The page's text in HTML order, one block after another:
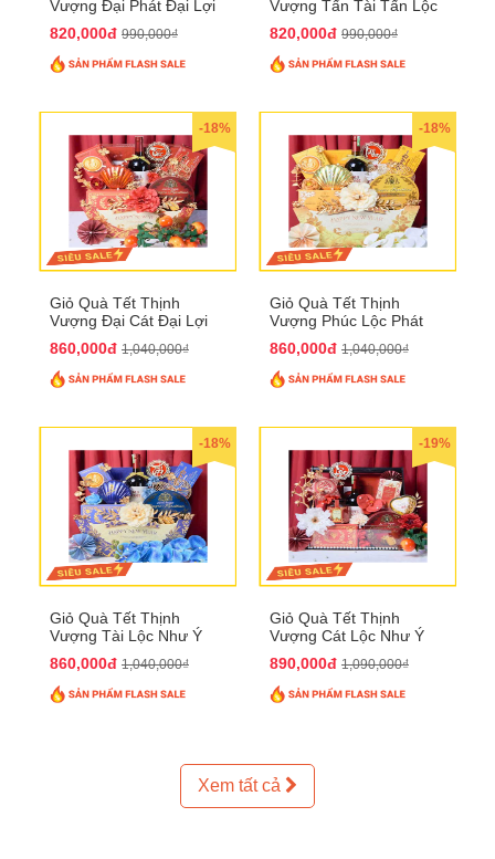
Vượng Đại Phát Đại Lợi
820,000đ 990,000₫
Vượng Tấn Tài Tấn Lộc
820,000đ 990,000₫
-18%
Giỏ Quà Tết Thịnh
Vượng Đại Cát Đại Lợi
860,000đ 1,040,000₫
-18%
Giỏ Quà Tết Thịnh
Vượng Phúc Lộc Phát
860,000đ 1,040,000₫
-18%
Giỏ Quà Tết Thịnh
Vượng Tài Lộc Như Ý
860,000đ 1,040,000₫
-19%
Giỏ Quà Tết Thịnh
Vượng Cát Lộc Như Ý
890,000đ 1,090,000₫
Xem tất cả